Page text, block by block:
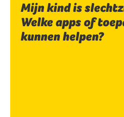
Mijn kind is
Welke apps of
kunnen helpen?